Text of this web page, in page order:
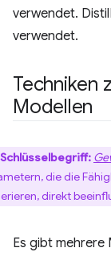
verwendet.
verwendet.
Techniken
Modellen
Schlüsselbegriff:
die die
direkt
Es gibt